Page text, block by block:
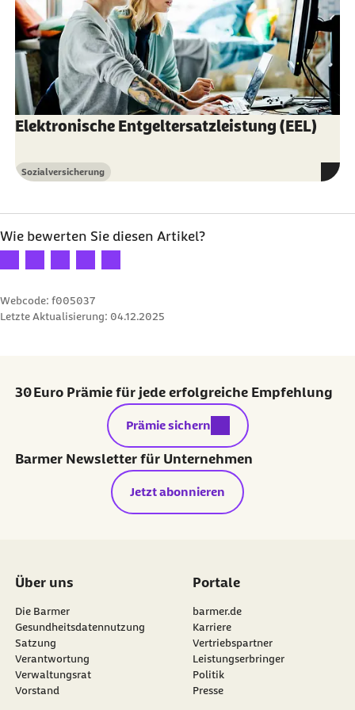
Elektronische Entgeltersatzleistung (EEL)
Kategorie
Sozialversicherung
Wie bewerten Sie diesen Artikel?
Ihre Bewertung: 1 Stern
Ihre Bewertung: 2 Sterne
Ihre Bewertung: 3 Sterne
Ihre Bewertung: 4 Sterne
Ihre Bewertung: 5 Sterne
Webcode: f005037
Letzte Aktualisierung: 04.12.2025
30 Euro Prämie für jede erfolgreiche Empfehlung
externer Link:
Prämie sichern
Barmer Newsletter für Unternehmen
Jetzt abonnieren
Über uns
Die Barmer
Gesundheitsdatennutzung
Satzung
Verantwortung
Verwaltungsrat
Vorstand
Portale
barmer.de
Karriere
Vertriebspartner
Leistungserbringer
Politik
Presse